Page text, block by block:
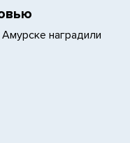
наградили